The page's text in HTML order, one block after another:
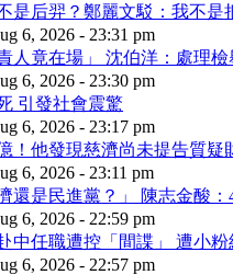
是后羿？鄭麗文駁：我不是
6, 2026 - 23:31 pm
人竟在場」 沈伯洋：處理
6, 2026 - 23:30 pm
引發社會震驚
6, 2026 - 23:17 pm
！他發現慈濟尚未提告質疑
6, 2026 - 23:11 pm
還是民進黨？」 陳志金酸
6, 2026 - 22:59 pm
中任職遭控「間諜」 遭小
6, 2026 - 22:57 pm